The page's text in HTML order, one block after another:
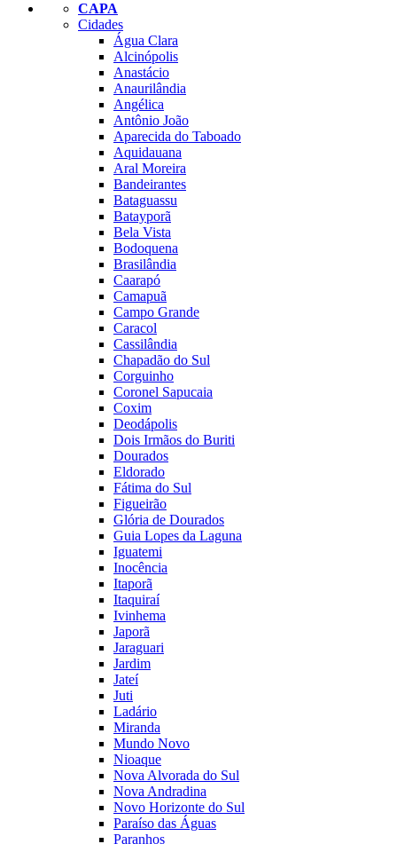
CAPA
Cidades
Água Clara
Alcinópolis
Anastácio
Anaurilândia
Angélica
Antônio João
Aparecida do Taboado
Aquidauana
Aral Moreira
Bandeirantes
Bataguassu
Batayporã
Bela Vista
Bodoquena
Brasilândia
Caarapó
Camapuã
Campo Grande
Caracol
Cassilândia
Chapadão do Sul
Corguinho
Coronel Sapucaia
Coxim
Deodápolis
Dois Irmãos do Buriti
Dourados
Eldorado
Fátima do Sul
Figueirão
Glória de Dourados
Guia Lopes da Laguna
Iguatemi
Inocência
Itaporã
Itaquiraí
Ivinhema
Japorã
Jaraguari
Jardim
Jateí
Juti
Ladário
Miranda
Mundo Novo
Nioaque
Nova Alvorada do Sul
Nova Andradina
Novo Horizonte do Sul
Paraíso das Águas
Paranhos